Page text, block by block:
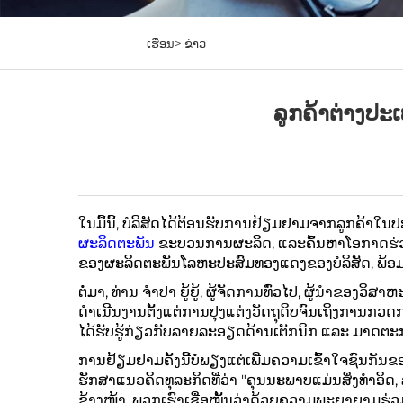
ເຮືອນ> ຂ່າວ
ລູກຄ້າຕ່າງປະ
ໃນມື້ນີ້, ບໍລິສັດໄດ້ຕ້ອນຮັບການຢ້ຽມຢາມຈາກລູກຄ້າໃນປ
ຜະລິດຕະພັນ ຂະບວນການຜະລິດ, ແລະຄົ້ນຫາໂອກາດ
ຂອງຜະລິດຕະພັນໂລຫະປະສົມທອງແດງຂອງບໍລິສັດ, ພ້
ຕໍ່ມາ, ທ່ານ ຈໍາປາ ຍູ້ຍູ້, ຜູ້ຈັດການທົ່ວໄປ, ຜູ້ນຳຂອງວິສາ
ດຳເນີນງານຕັ້ງແຕ່ການປຸງແຕ່ງວັດຖຸດິບຈົນເຖິງການກ
ໄດ້ຮັບຮູ້ກ່ຽວກັບລາຍລະອຽດດ້ານເຕັກນິກ ແລະ ມາດຕ
ການຢ້ຽມຢາມຄັ້ງນີ້ບໍ່ພຽງແຕ່ເພີ່ມຄວາມເຂົ້າໃຈຊົນກັນ
ຮັກສາແນວຄິດທຸລະກິດທີ່ວ່າ "ຄຸນນະພາບແມ່ນສິ່ງທຳອິດ,
ຂ້າງໜ້າ, ພວກເຮົາເຊື່ອໝັ້ນວ່າດ້ວຍຄວາມພະຍາຍາມຮ່